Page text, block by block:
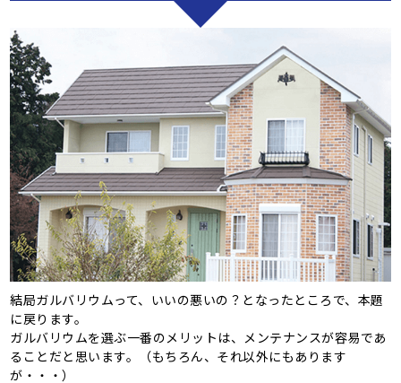
結局ガルバリウムって、いいの悪いの？となったところで、本題
に戻ります。
ガルバリウムを選ぶ一番のメリットは、メンテナンスが容易であ
ることだと思います。（もちろん、それ以外にもあります
が・・・）